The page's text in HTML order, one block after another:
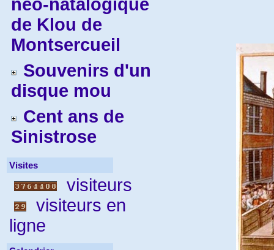
néo-natalogique
de Klou de
Montsercueil
Souvenirs d'un
disque mou
Cent ans de
Sinistrose
Visites
visiteurs
visiteurs en
ligne